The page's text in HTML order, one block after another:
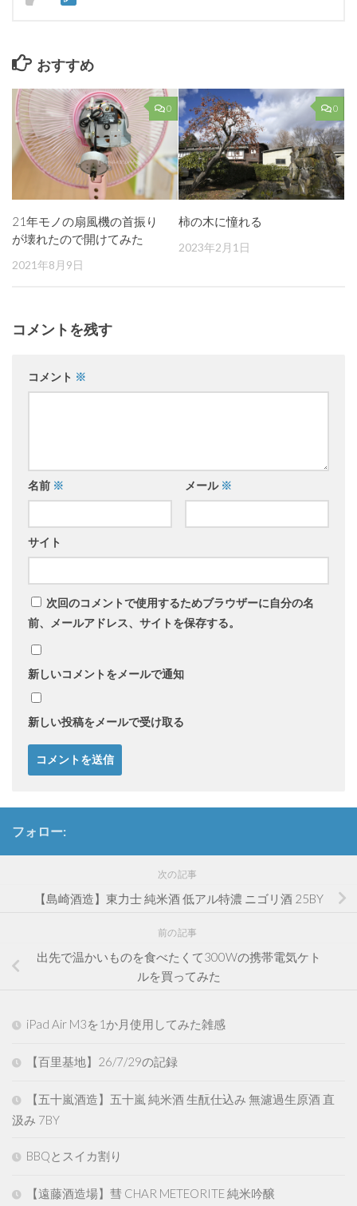
おすすめ
0
21年モノの扇風機の首振り
が壊れたので開けてみた
2021年8月9日
0
柿の木に憧れる
2023年2月1日
コメントを残す
コメント ※
名前 ※ メール ※
サイト
次回のコメントで使用するためブラウザーに自分の名
前、メールアドレス、サイトを保存する。
新しいコメントをメールで通知
新しい投稿をメールで受け取る
フォロー:
次の記事
【島崎酒造】東力士 純米酒 低アル特濃 ニゴリ酒 25BY
前の記事
出先で温かいものを食べたくて300Wの携帯電気ケト
ルを買ってみた
iPad Air M3を1か月使用してみた雑感
【百里基地】26/7/29の記録
【五十嵐酒造】五十嵐 純米酒 生酛仕込み 無濾過生原酒 直
汲み 7BY
BBQとスイカ割り
【遠藤酒造場】彗 CHAR METEORITE 純米吟醸